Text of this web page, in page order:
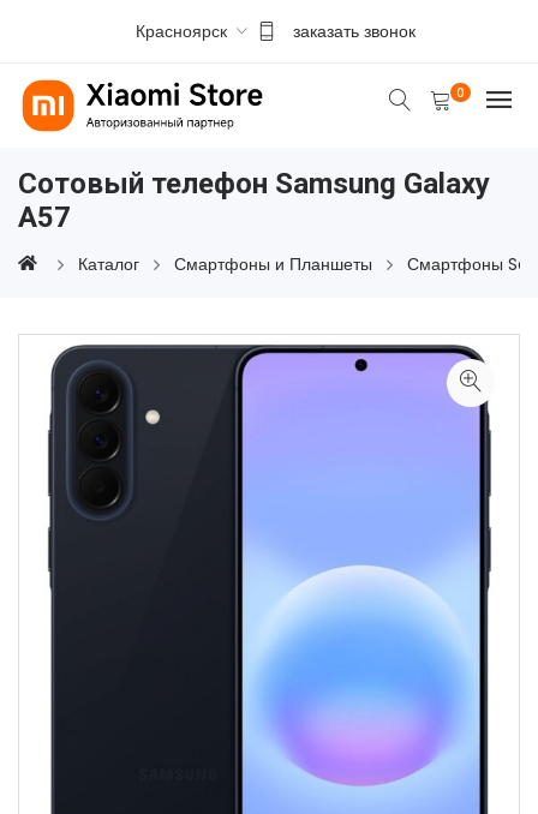
Красноярск заказать звонок
0
Сотовый телефон Samsung Galaxy
A57
Каталог Смартфоны и Планшеты Смартфоны